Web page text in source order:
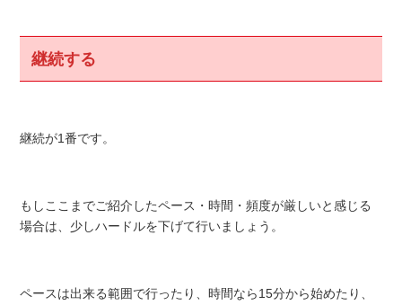
継続する
継続が1番です。
もしここまでご紹介したペース・時間・頻度が厳しいと感じる
場合は、少しハードルを下げて行いましょう。
ペースは出来る範囲で行ったり、時間なら15分から始めたり、